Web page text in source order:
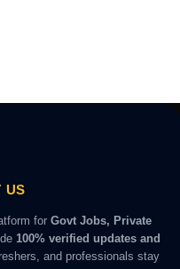
US
for Govt Jobs, Private
100% verified updates and
and professionals stay